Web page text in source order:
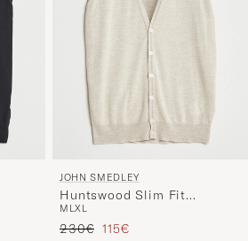
JOHN SMEDLEY
Huntswood Slim Fit
Waistcoat Grey Fleece
M LXL
Regulärer Preis
230€ Reduzierter Preis
115€